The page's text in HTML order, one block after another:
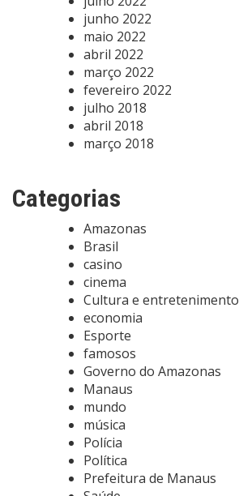
junho 2022
maio 2022
abril 2022
março 2022
fevereiro 2022
julho 2018
abril 2018
março 2018
Categorias
Amazonas
Brasil
casino
cinema
Cultura e entretenimento
economia
Esporte
famosos
Governo do Amazonas
Manaus
mundo
música
Polícia
Política
Prefeitura de Manaus